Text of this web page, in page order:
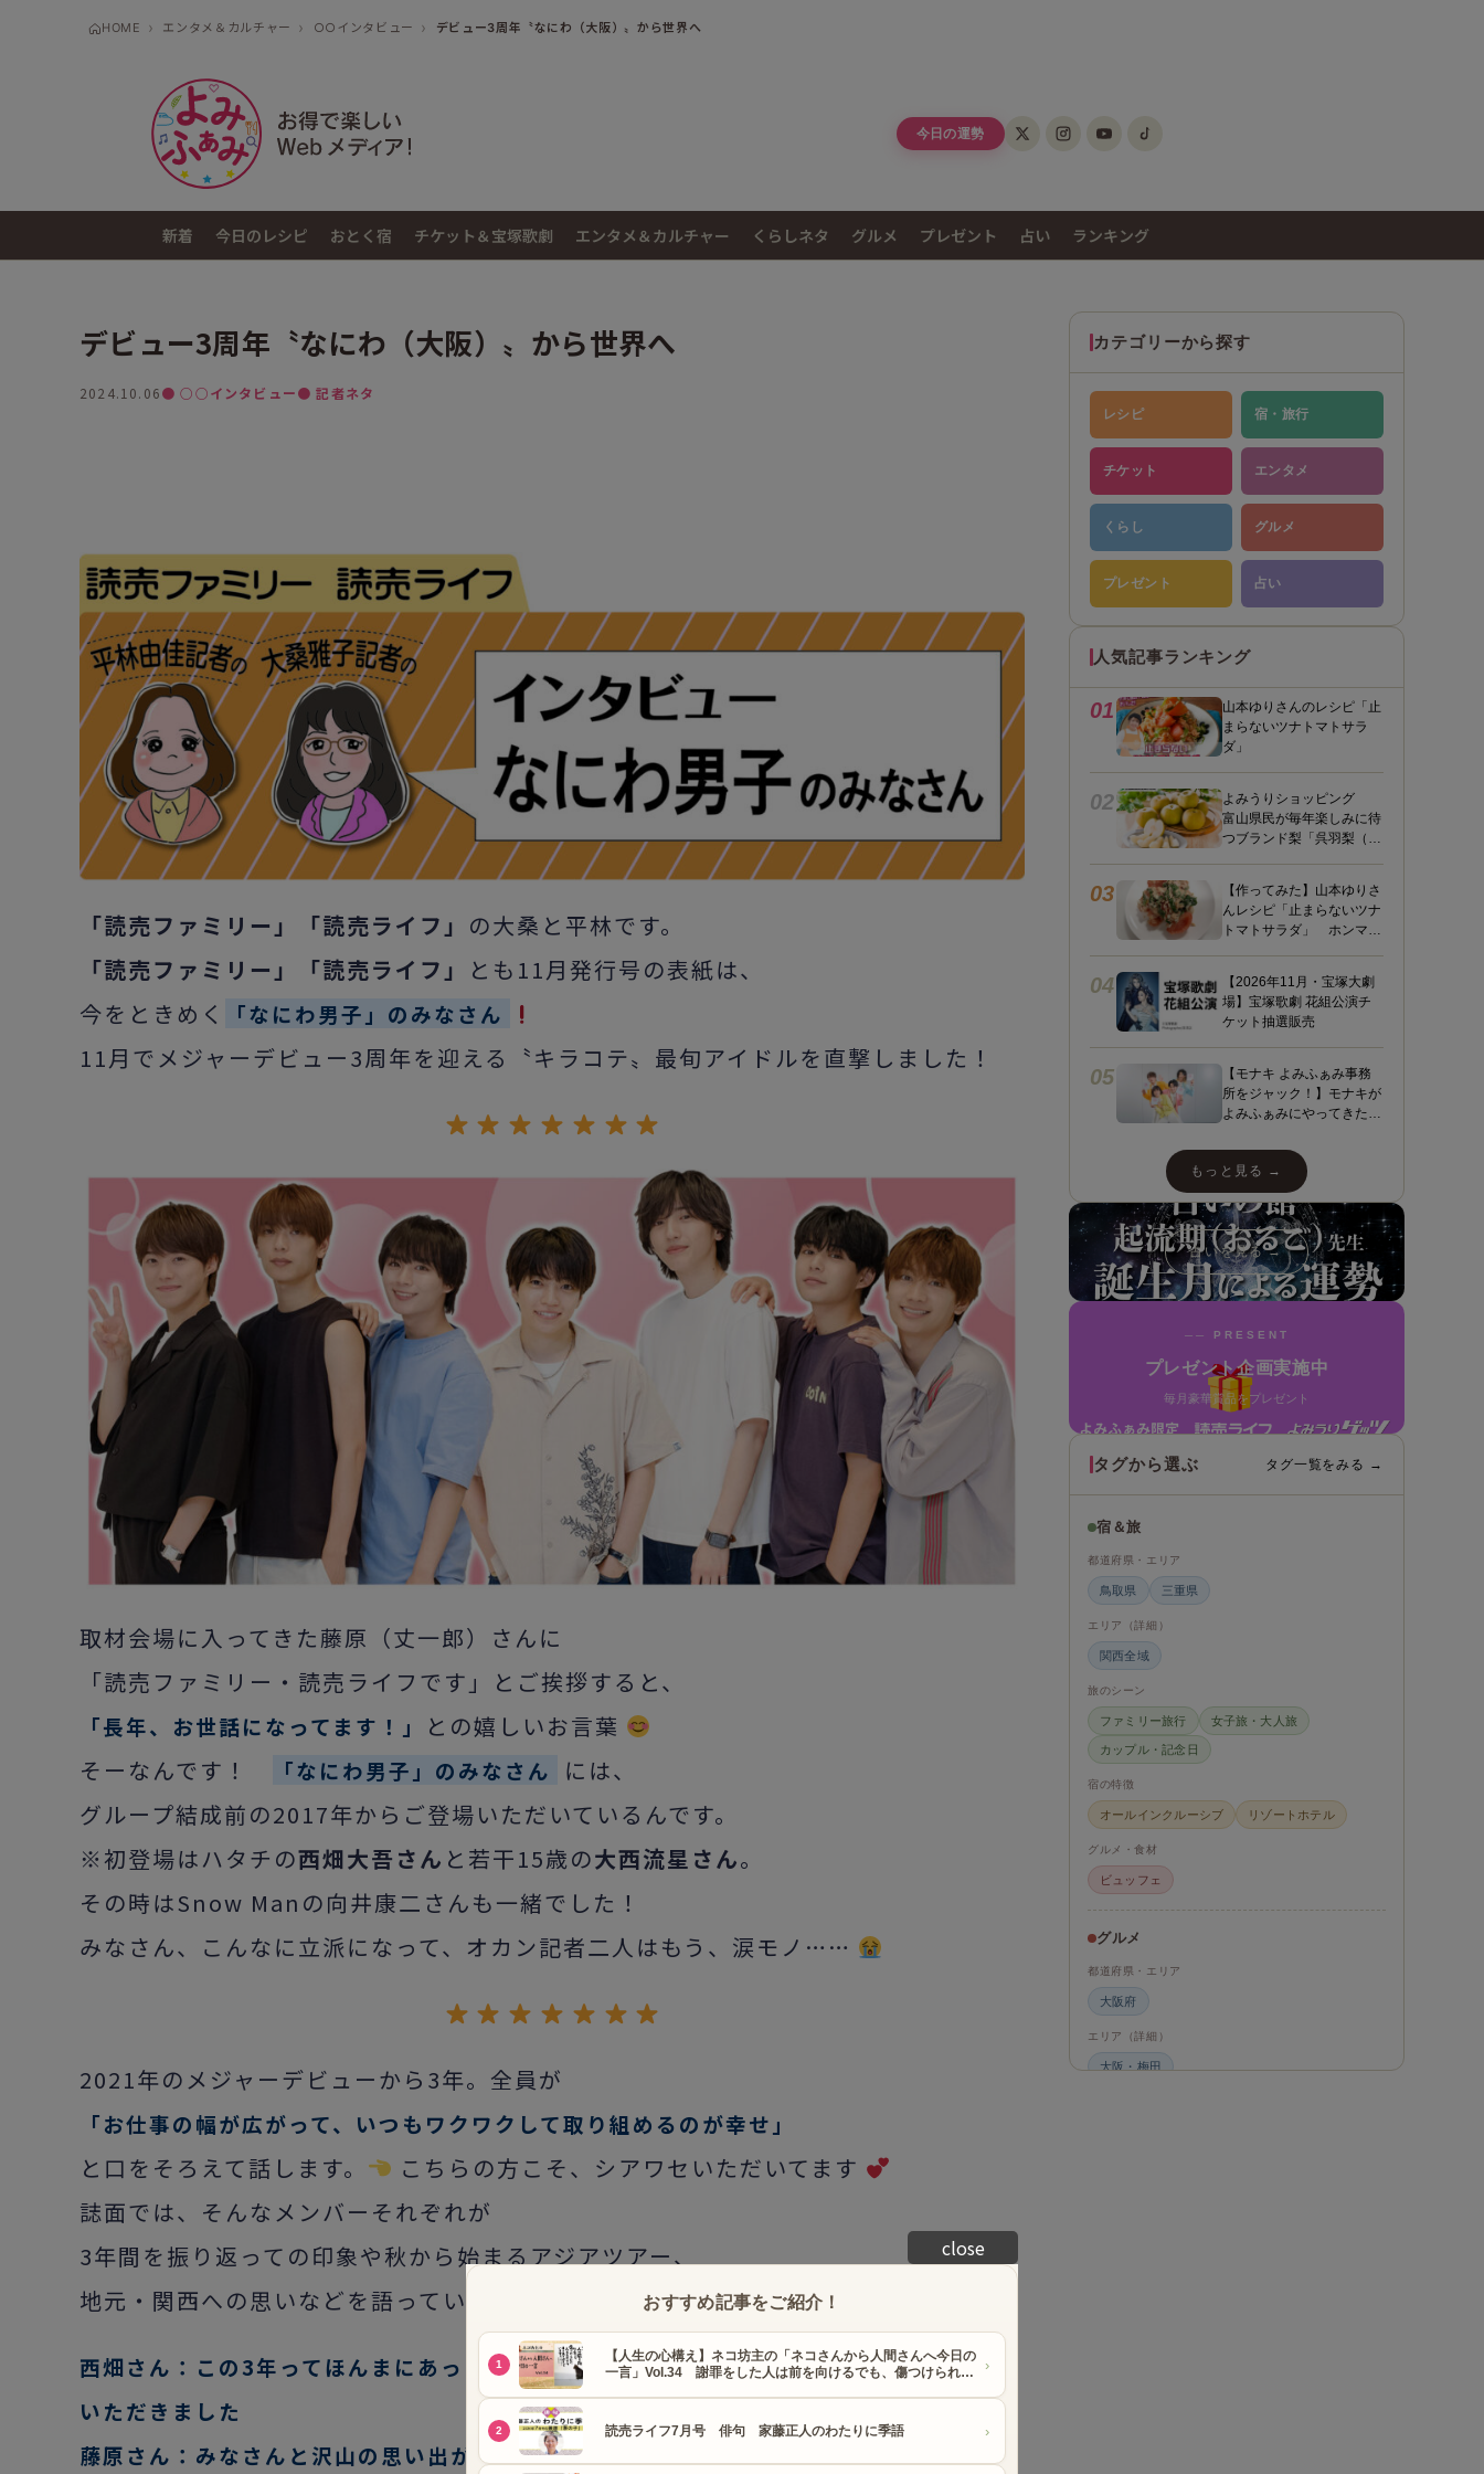
HOME エンタメ＆カルチャー ○○インタビュー デビュー3周年〝なにわ（大阪）〟から世界へ
今日の運勢
新着 今日のレシピ おとく宿 チケット＆宝塚歌劇 エンタメ＆カルチャー くらしネタ グルメ プレゼント 占い ランキング
デビュー3周年〝なにわ（大阪）〟から世界へ
2024.10.06● ○○インタビュー● 記者ネタ
「読売ファミリー」「読売ライフ」 の大桑と平林です。
「読売ファミリー」「読売ライフ」
とも11月発行号の表紙は、
今をときめく
「なにわ男子」のみなさん
11月でメジャーデビュー3周年を迎える〝キラコテ〟最旬アイドルを直撃しました！
取材会場に入ってきた藤原（丈一郎）さんに
「読売ファミリー・読売ライフです」とご挨拶すると、
「長年、お世話になってます！」
との嬉しいお言葉
そーなんです！
「なにわ男子」のみなさん
には、
グループ結成前の2017年からご登場いただいているんです。
※初登場はハタチの西畑大吾さん と若干15歳の大西流星さん。
その時はSnow Manの向井康二さんも一緒でした！
みなさん、こんなに立派になって、オカン記者二人はもう、涙モノ……
2021年のメジャーデビューから3年。全員が
「お仕事の幅が広がって、いつもワクワクして取り組めるのが幸せ」
と口をそろえて話します。
こちらの方こそ、シアワセいただいてます
誌面では、そんなメンバーそれぞれが
3年間を振り返っての印象や秋から始まるアジアツアー、
地元・関西への思いなどを語っています。
西畑さん：この3年ってほんまにあっという間やった。でも、すごく濃い経験を沢山させて
いただきました
藤原さん： みなさんと沢山の思い出ができたし、これからも〝何周年〟という数字を増や
カテゴリーから探す
レシピ 宿・旅行
チケット エンタメ
くらし グルメ
プレゼント 占い
人気記事ランキング
01
山本ゆりさんのレシピ「止
まらないツナトマトサラ
ダ」
02
よみうりショッピング
富山県民が毎年楽しみに待
つブランド梨「呉羽梨（幸
03
【作ってみた】山本ゆりさ
んレシピ「止まらないツナ
トマトサラダ」 ホンマに
04
【2026年11月・宝塚大劇
場】宝塚歌劇 花組公演チ
ケット抽選販売
05
【モナキ よみふぁみ事務
所をジャック！】モナキが
よみふぁみにやってきた！
ダンスあり☆スペシャルイ
ンタビューも＼（＾ ＾）
／
もっと見る →
占いを見る →
── PRESENT
プレゼント企画実施中
毎月豪華賞品をプレゼント
タグから選ぶ タグ一覧をみる →
宿＆旅
都道府県・エリア
鳥取県 三重県
エリア（詳細）
関西全域
旅のシーン
ファミリー旅行 女子旅・大人旅
カップル・記念日
宿の特徴
オールインクルーシブ リゾートホテル
グルメ・食材
ビュッフェ
グルメ
都道府県・エリア
大阪府
エリア（詳細）
大阪・梅田
close